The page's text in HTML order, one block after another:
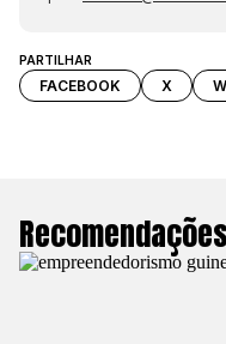
PARTILHAR
FACEBOOK X
Recomendações